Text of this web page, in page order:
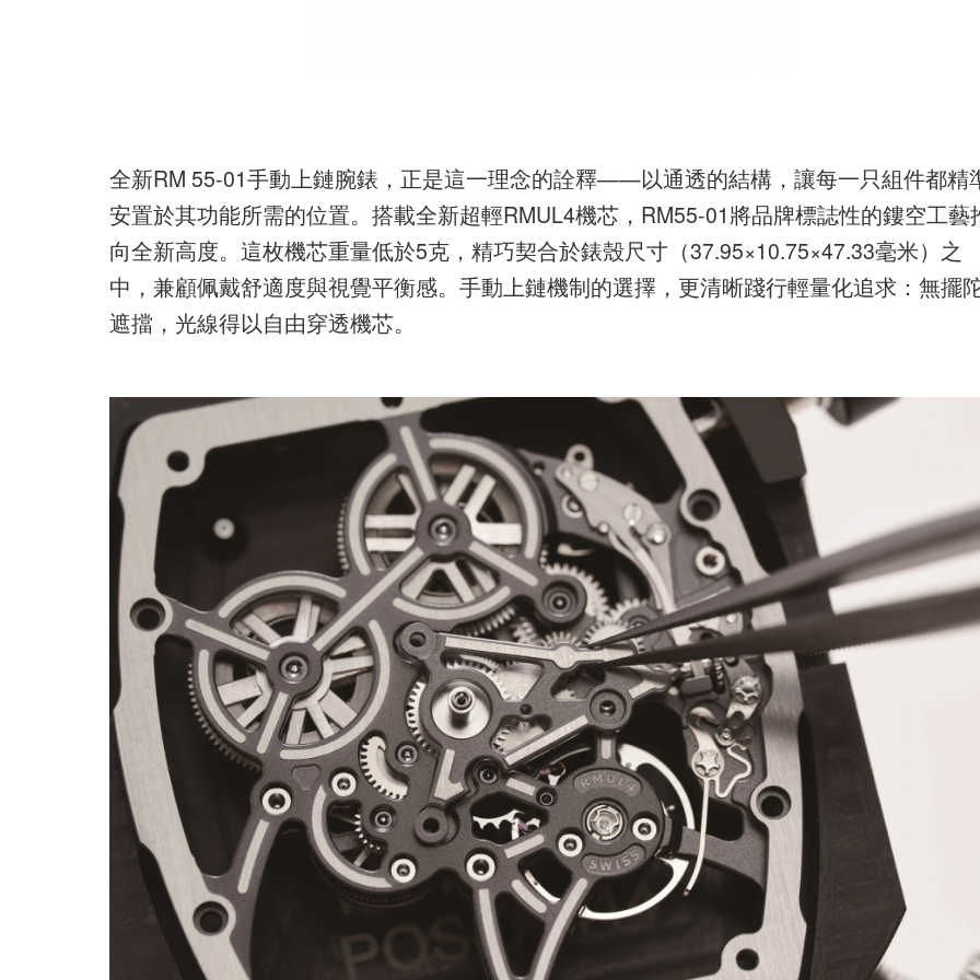
全新RM 55-01手動上鏈腕錶，正是這一理念的詮釋——以通透的結構，讓每一只組件都精
安置於其功能所需的位置。搭載全新超輕RMUL4機芯，RM55-01將品牌標誌性的鏤空工藝
向全新高度。這枚機芯重量低於5克，精巧契合於錶殼尺寸（37.95×10.75×47.33毫米）之
中，兼顧佩戴舒適度與視覺平衡感。手動上鏈機制的選擇，更清晰踐行輕量化追求：無擺
遮擋，光線得以自由穿透機芯。